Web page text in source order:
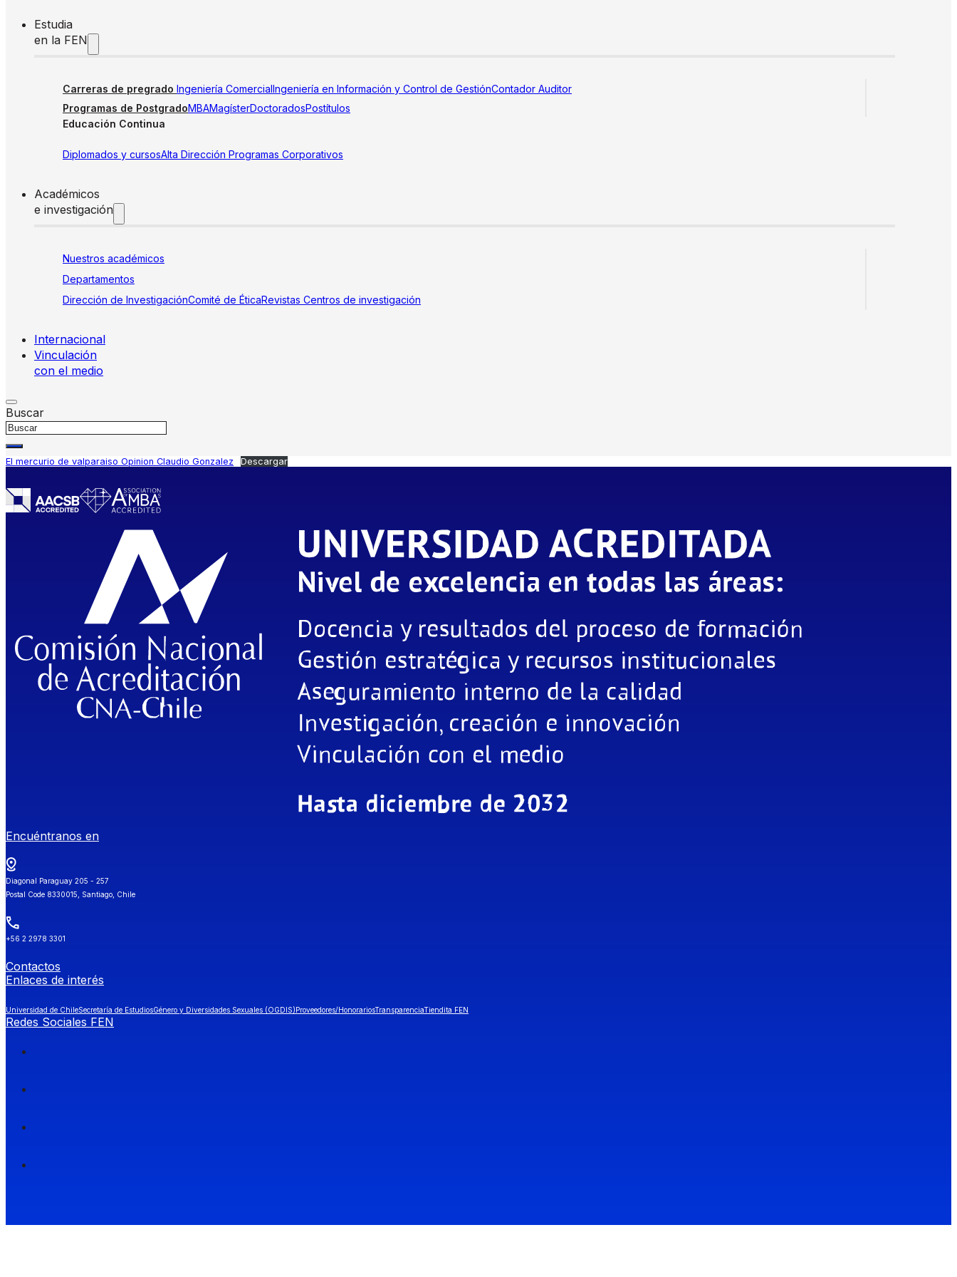
Estudia
en la FEN
Carreras de pregrado Ingeniería ComercialIngeniería en Información y Control de GestiónContador Auditor
Programas de PostgradoMBAMagísterDoctoradosPostítulos
Educación Continua
Diplomados y cursosAlta Dirección Programas Corporativos
Académicos
e investigación
Nuestros académicos
Departamentos
Dirección de InvestigaciónComité de ÉticaRevistas Centros de investigación
Internacional
Vinculación
con el medio
Buscar
El mercurio de valparaiso Opinion Claudio Gonzalez Descargar
Encuéntranos en
Diagonal Paraguay 205 - 257
Postal Code 8330015, Santiago, Chile
+56 2 2978 3301
Contactos
Enlaces de interés
Universidad de ChileSecretaría de EstudiosGénero y Diversidades Sexuales (OGDIS)Proveedores/HonorariosTransparenciaTiendita FEN
Redes Sociales FEN